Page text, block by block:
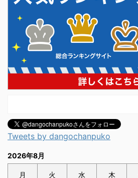
Tweets by dangochanpuko
2026年8月
月 火 水 木